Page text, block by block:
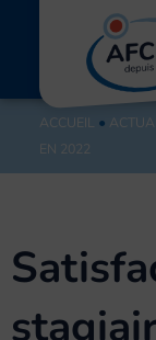
ACCUEIL ●
EN 2022